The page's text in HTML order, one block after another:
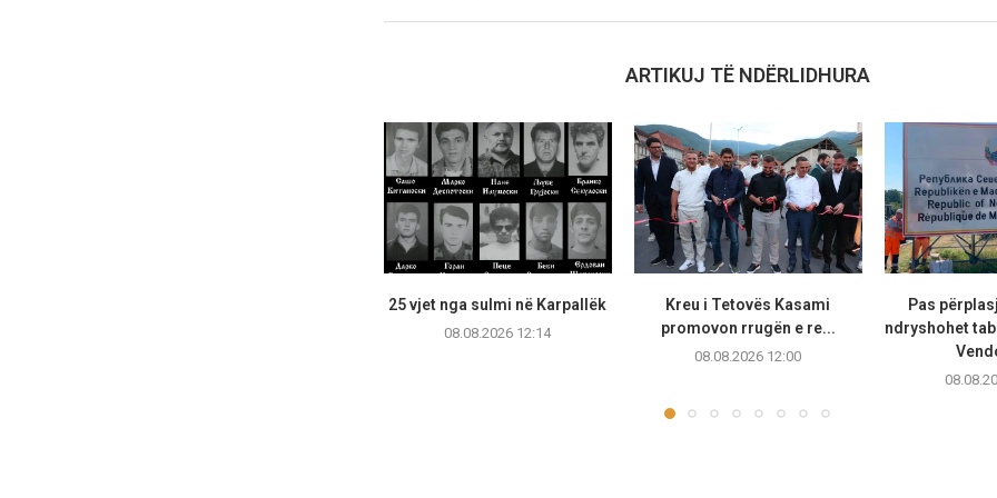
ARTIKUJ TË NDËRLIDHURA
25 vjet nga sulmi në Karpallëk
08.08.2026 12:14
Kreu i Tetovës Kasami
promovon rrugën e re...
08.08.2026 12:00
Pas
ndryshohet